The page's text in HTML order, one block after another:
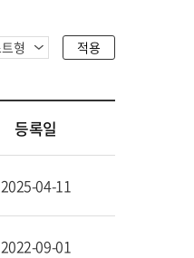
적용
등록일
2025-04-11
2022-09-01